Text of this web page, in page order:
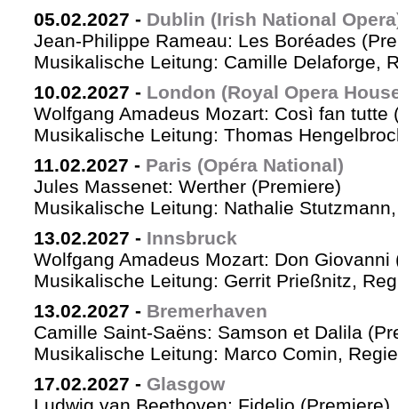
05.02.2027 - Dublin (Irish National
Jean-Philippe Rameau: Les Boréades
Musikalische Leitung: Camille Delaforge,
10.02.2027 - London (Royal Opera
Wolfgang Amadeus Mozart: Così fan tutte
Musikalische Leitung: Thomas
11.02.2027 - Paris (Opéra National)
Jules Massenet: Werther (Premiere)
Musikalische Leitung: Nathalie
13.02.2027 - Innsbruck
Wolfgang Amadeus Mozart: Don Giovanni
Musikalische Leitung: Gerrit Prießnitz,
13.02.2027 - Bremerhaven
Camille Saint-Saëns: Samson et Dalila
Musikalische Leitung: Marco Comin,
17.02.2027 - Glasgow